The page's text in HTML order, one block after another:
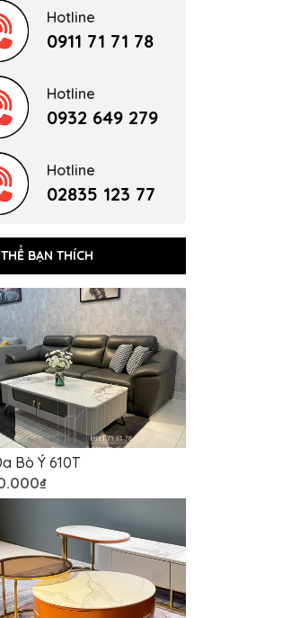
Hotline
0911 71 71 78
Hotline
0932 649 279
Hotline
02835 123 77
BẠN THÍCH
Bò Ý 610T